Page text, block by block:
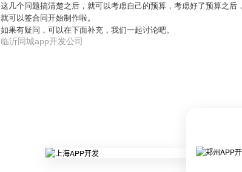
这几个问题搞清楚之后，就可以考虑自己的预算，考虑好了预算之
就可以签合同开始制作啦。
如果有疑问，可以在下面补充，我们一起讨论吧。
临沂同城app开发公司